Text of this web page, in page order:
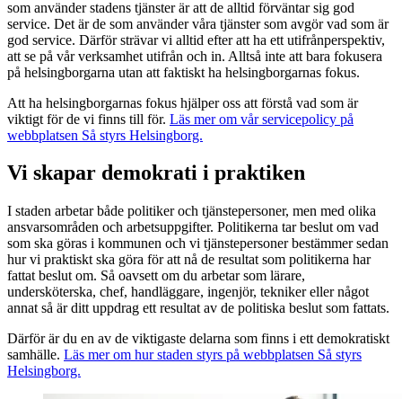
som använder stadens tjänster är att de alltid förväntar sig god
service. Det är de som använder våra tjänster som avgör vad som är
god service. Därför strävar vi alltid efter att ha ett utifrånperspektiv,
att se på vår verksamhet utifrån och in. Alltså inte att bara fokusera
på helsingborgarna utan att faktiskt ha helsingborgarnas fokus.
Att ha helsingborgarnas fokus hjälper oss att förstå vad som är
viktigt för de vi finns till för. Läs mer om vår servicepolicy på
webbplatsen Så styrs Helsingborg.
Vi skapar demokrati i praktiken
I staden arbetar både politiker och tjänstepersoner, men med olika
ansvarsområden och arbetsuppgifter. Politikerna tar beslut om vad
som ska göras i kommunen och vi tjänstepersoner bestämmer sedan
hur vi praktiskt ska göra för att nå de resultat som politikerna har
fattat beslut om. Så oavsett om du arbetar som lärare,
undersköterska, chef, handläggare, ingenjör, tekniker eller något
annat så är ditt uppdrag ett resultat av de politiska beslut som fattats.
Därför är du en av de viktigaste delarna som finns i ett demokratiskt
samhälle. Läs mer om hur staden styrs på webbplatsen Så styrs
Helsingborg.